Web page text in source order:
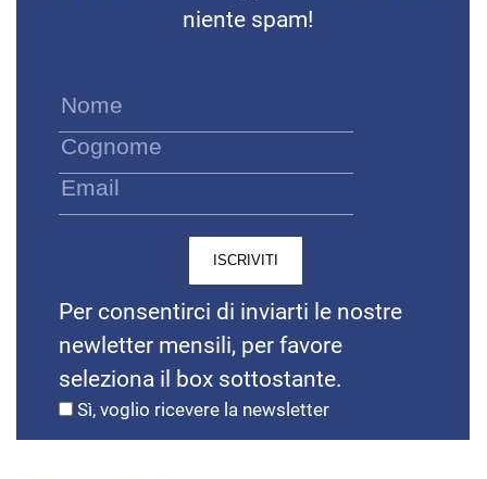
niente spam!
Per consentirci di inviarti le nostre
newletter mensili, per favore
seleziona il box sottostante.
Sì, voglio ricevere la newsletter